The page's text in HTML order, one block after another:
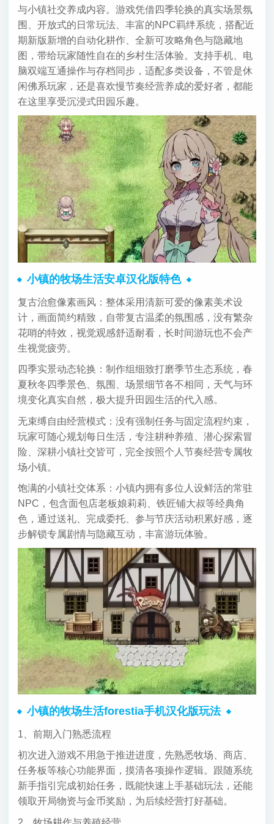
与小镇社交养成内容。游戏凭借四季轮换的真实场景氛
围、开放式的日常玩法、丰富的NPC羁绊系统，搭配近
期新版新增的自动化耕作、全新可攻略角色与隐藏地
图，带给玩家随性自在的乡村生活体验。支持手机、电
脑双端互通操作与存档同步，适配多类设备，不管是休
闲佛系玩家，还是喜欢慢节奏经营养成的爱好者，都能
在这里享受沉浸式田园乐趣。
小镇的牧场生活安卓汉化版特色
复古治愈像素画风：整体采用清新可爱的像素美术设
计，画面简约精致，自带复古温柔的氛围感，没有繁杂
花哨的特效，视觉观感舒适耐看，长时间游玩也不会产
生视觉疲劳。
四季实景动态轮换：制作组细致打磨季节生态系统，春
夏秋冬四季景色、氛围、场景细节各不相同，天气与环
境变化真实自然，极大提升田园生活的代入感。
无束缚自由经营模式：没有强制任务与固定流程约束，
玩家可随心规划每日生活，专注耕种养殖、潜心探索冒
险、深耕小镇社交皆可，完全按照个人节奏经营专属牧
场小镇。
饱满的小镇社交体系：小镇内拥有多位人设鲜活的常驻
NPC，包含面包店老板娘莉莉、铁匠铺大叔等经典角
色，通过送礼、完成委托、参与节庆活动积累好感，逐
步解锁专属剧情与隐藏互动，丰富游玩体验。
小镇的牧场生活forestia手机汉化版玩法
1、前期入门熟悉流程
初次进入游戏不用急于推进进度，先熟悉牧场、商店、
任务板等核心功能界面，摸清各项操作逻辑。跟随系统
新手指引完成初始任务，既能快速上手基础玩法，还能
领取开局物资与金币奖励，为后续经营打好基础。